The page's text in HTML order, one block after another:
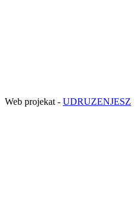
Web projekat - UDRUZENJESZ